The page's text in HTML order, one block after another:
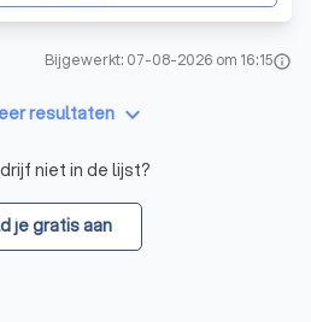
Bijgewerkt: 07-08-2026 om 16:15info
resultaten keyboard_arrow_down
niet in de lijst?
je gratis aan